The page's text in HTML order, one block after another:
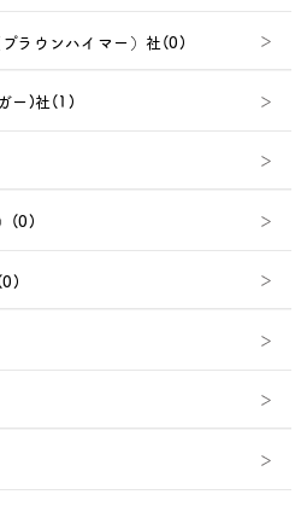
ラウンハイマー）社(0)
ー)社(1)
(0)